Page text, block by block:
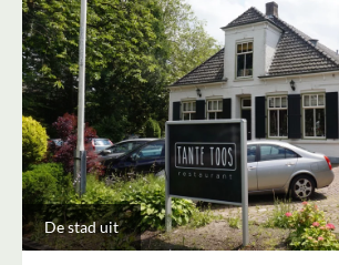
De stad uit